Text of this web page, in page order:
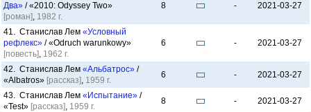
Два» / «2010: Odyssey Two»
[роман], 1982 г.
8 - 2021-03-27
41. Станислав Лем «Условный
рефлекс» / «Odruch warunkowy»
[повесть], 1962 г.
6 - 2021-03-27
42. Станислав Лем «Альбатрос» /
«Albatros» [рассказ], 1959 г.
6 - 2021-03-27
43. Станислав Лем «Испытание» /
«Test» [рассказ], 1959 г.
8 - 2021-03-27